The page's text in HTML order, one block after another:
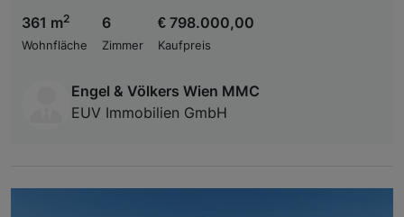
361 m2
Wohnfläche
6
Zimmer
€ 798.000,00
Kaufpreis
Engel & Völkers Wien MMC
EUV Immobilien GmbH